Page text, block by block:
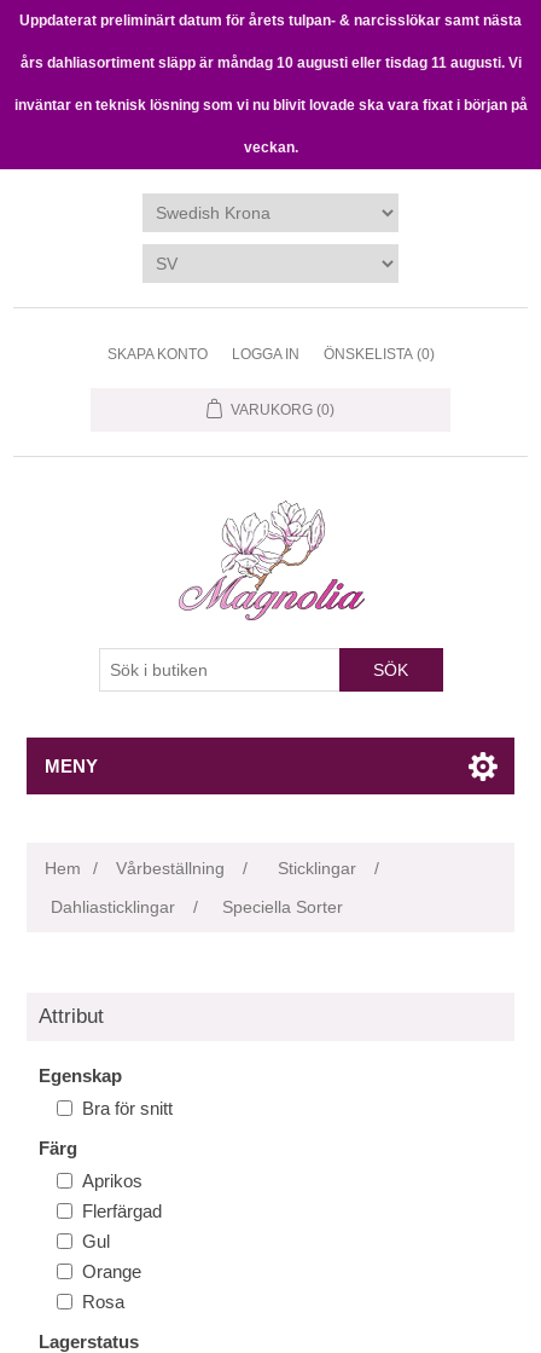
Uppdaterat preliminärt datum för årets tulpan- & narcisslökar samt nästa
års dahliasortiment släpp är måndag 10 augusti eller tisdag 11 augusti. Vi
inväntar en teknisk lösning som vi nu blivit lovade ska vara fixat i början på
veckan.
SKAPA KONTO LOGGA IN ÖNSKELISTA (0)
VARUKORG (0)
SÖK
MENY
Hem / Vårbeställning / Sticklingar
/
Dahliasticklingar
/ Speciella Sorter
Attribut
Egenskap
Bra för snitt
Färg
Aprikos
Flerfärgad
Gul
Orange
Rosa
Lagerstatus